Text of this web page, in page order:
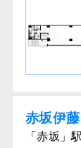
赤坂伊
「赤坂」